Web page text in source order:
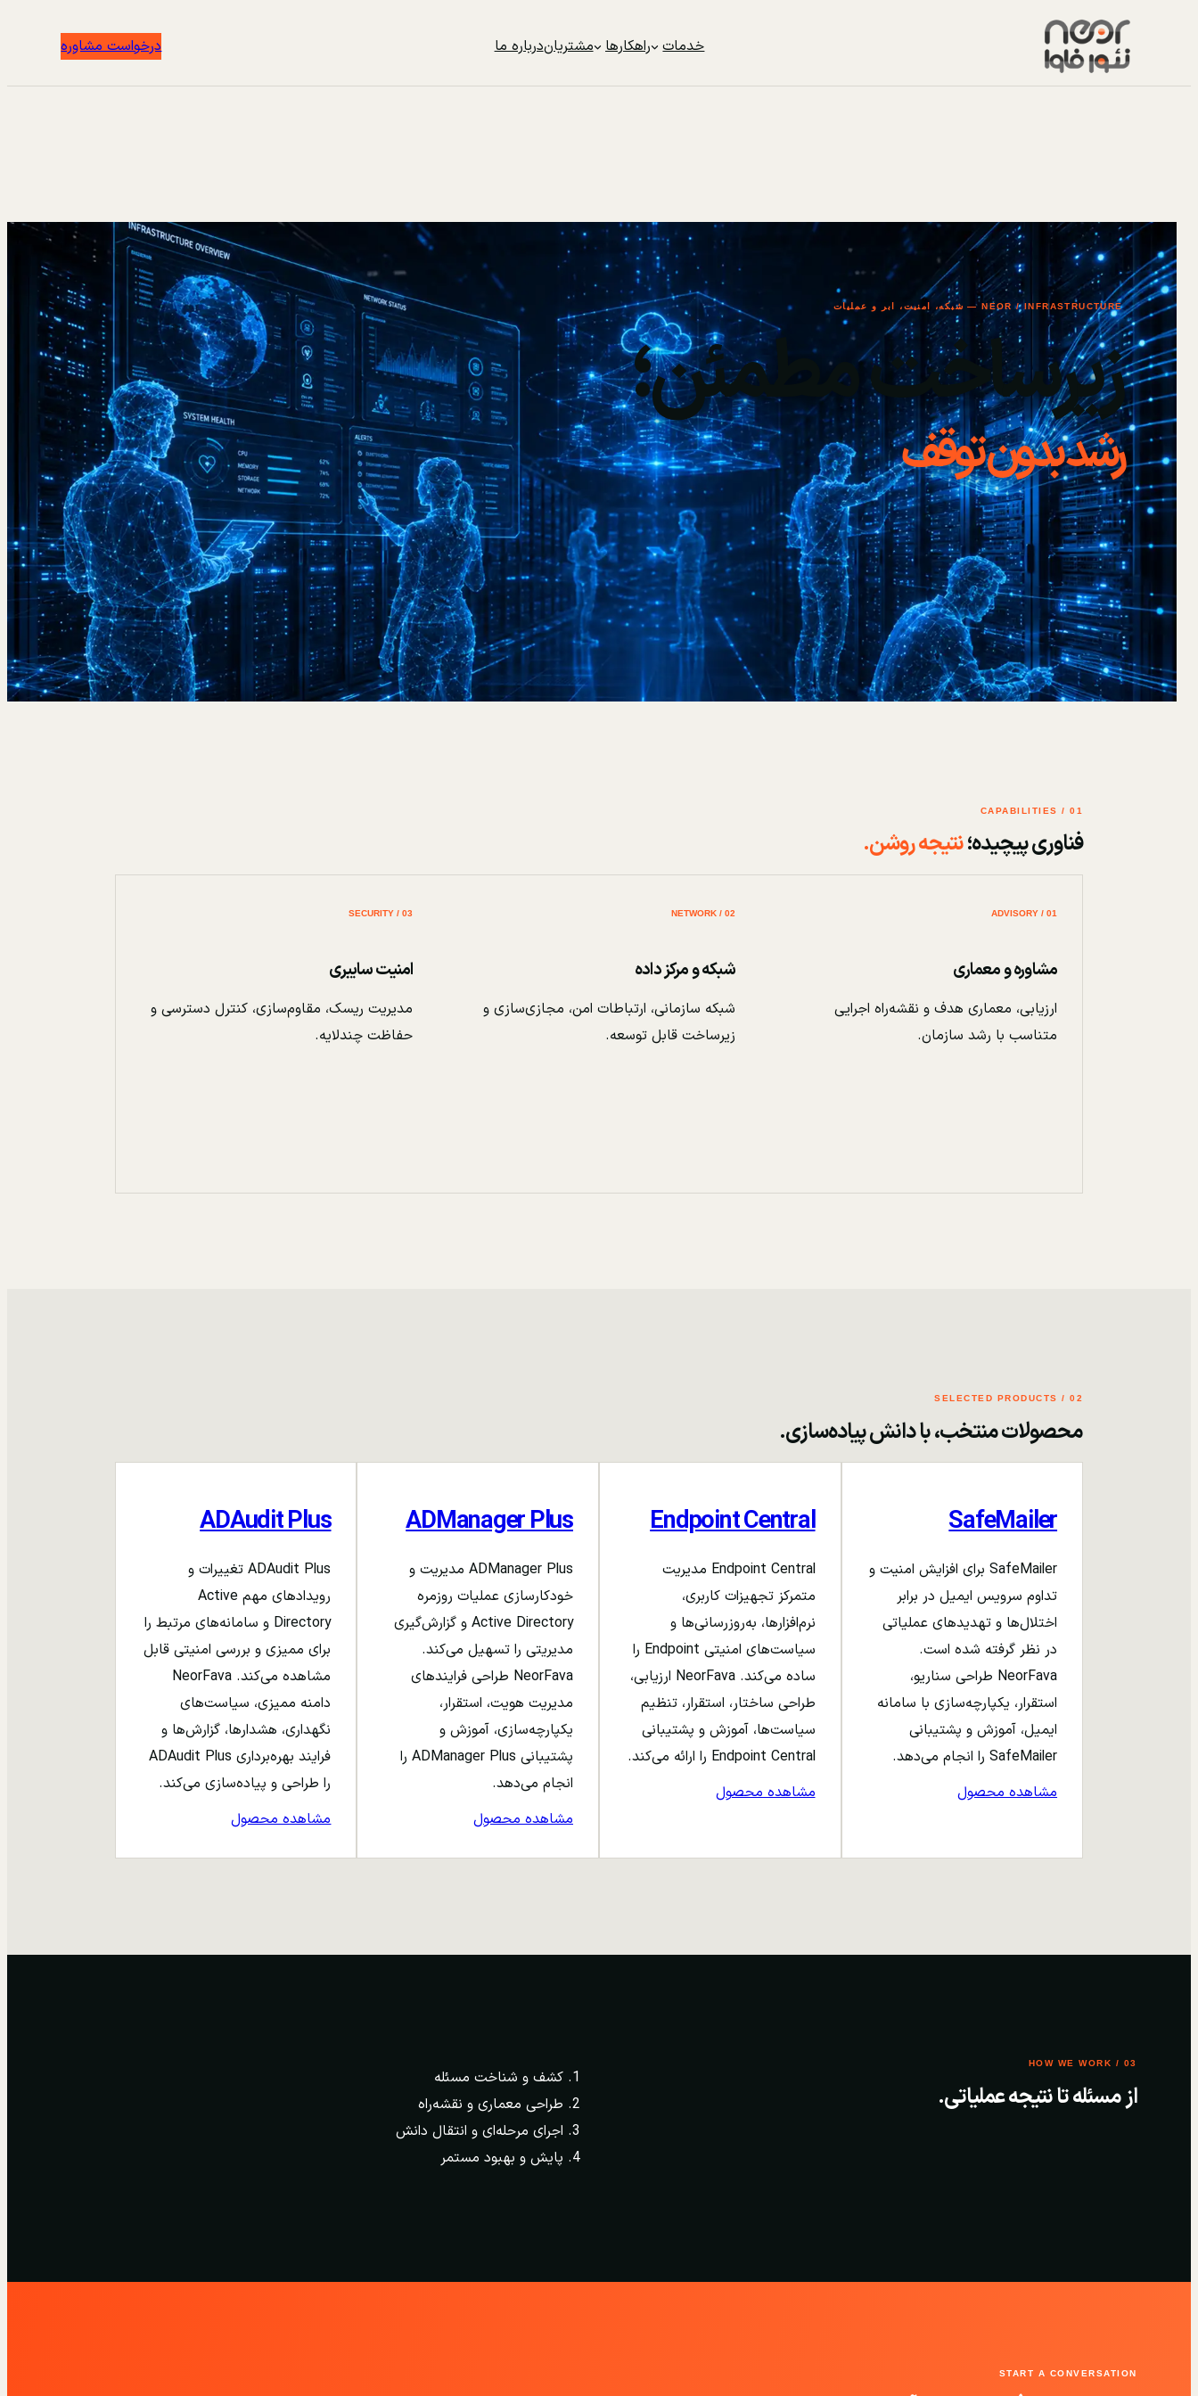
خدمات راهکارها مشتریاندرباره ما درخواست مشاوره
NEOR / INFRASTRUCTURE — شبکه، امنیت، ابر و عملیات
زیرساخت مطمئن؛
رشد بدون توقف
01 / CAPABILITIES
فناوری پیچیده؛نتیجه روشن.
01 / ADVISORY
مشاوره و معماری
ارزیابی، معماری هدف و نقشه‌راه اجرایی
متناسب با رشد سازمان.
02 / NETWORK
شبکه و مرکز داده
شبکه سازمانی، ارتباطات امن، مجازی‌سازی و
زیرساخت قابل توسعه.
03 / SECURITY
امنیت سایبری
مدیریت ریسک، مقاوم‌سازی، کنترل دسترسی و
حفاظت چندلایه.
02 / SELECTED PRODUCTS
محصولات منتخب، با دانش پیاده‌سازی.
SafeMailer
SafeMailer برای افزایش امنیت و
تداوم سرویس ایمیل در برابر
اختلال‌ها و تهدیدهای عملیاتی
در نظر گرفته شده است.
NeorFava طراحی سناریو،
استقرار، یکپارچه‌سازی با سامانه
ایمیل، آموزش و پشتیبانی
SafeMailer را انجام می‌دهد.
مشاهده محصول
Endpoint Central
Endpoint Central مدیریت
متمرکز تجهیزات کاربری،
نرم‌افزارها، به‌روزرسانی‌ها و
سیاست‌های امنیتی Endpoint را
ساده می‌کند. NeorFava ارزیابی،
طراحی ساختار، استقرار، تنظیم
سیاست‌ها، آموزش و پشتیبانی
Endpoint Central را ارائه می‌کند.
مشاهده محصول
ADManager Plus
ADManager Plus مدیریت و
خودکارسازی عملیات روزمره
Active Directory و گزارش‌گیری
مدیریتی را تسهیل می‌کند.
NeorFava طراحی فرایندهای
مدیریت هویت، استقرار،
یکپارچه‌سازی، آموزش و
پشتیبانی ADManager Plus را
انجام می‌دهد.
مشاهده محصول
ADAudit Plus
ADAudit Plus تغییرات و
رویدادهای مهم Active
Directory و سامانه‌های مرتبط را
برای ممیزی و بررسی امنیتی قابل
مشاهده می‌کند. NeorFava
دامنه ممیزی، سیاست‌های
نگهداری، هشدارها، گزارش‌ها و
فرایند بهره‌برداری ADAudit Plus
را طراحی و پیاده‌سازی می‌کند.
مشاهده محصول
03 / HOW WE WORK
از مسئله تا نتیجه عملیاتی.
کشف و شناخت مسئله
طراحی معماری و نقشه‌راه
اجرای مرحله‌ای و انتقال دانش
پایش و بهبود مستمر
START A CONVERSATION